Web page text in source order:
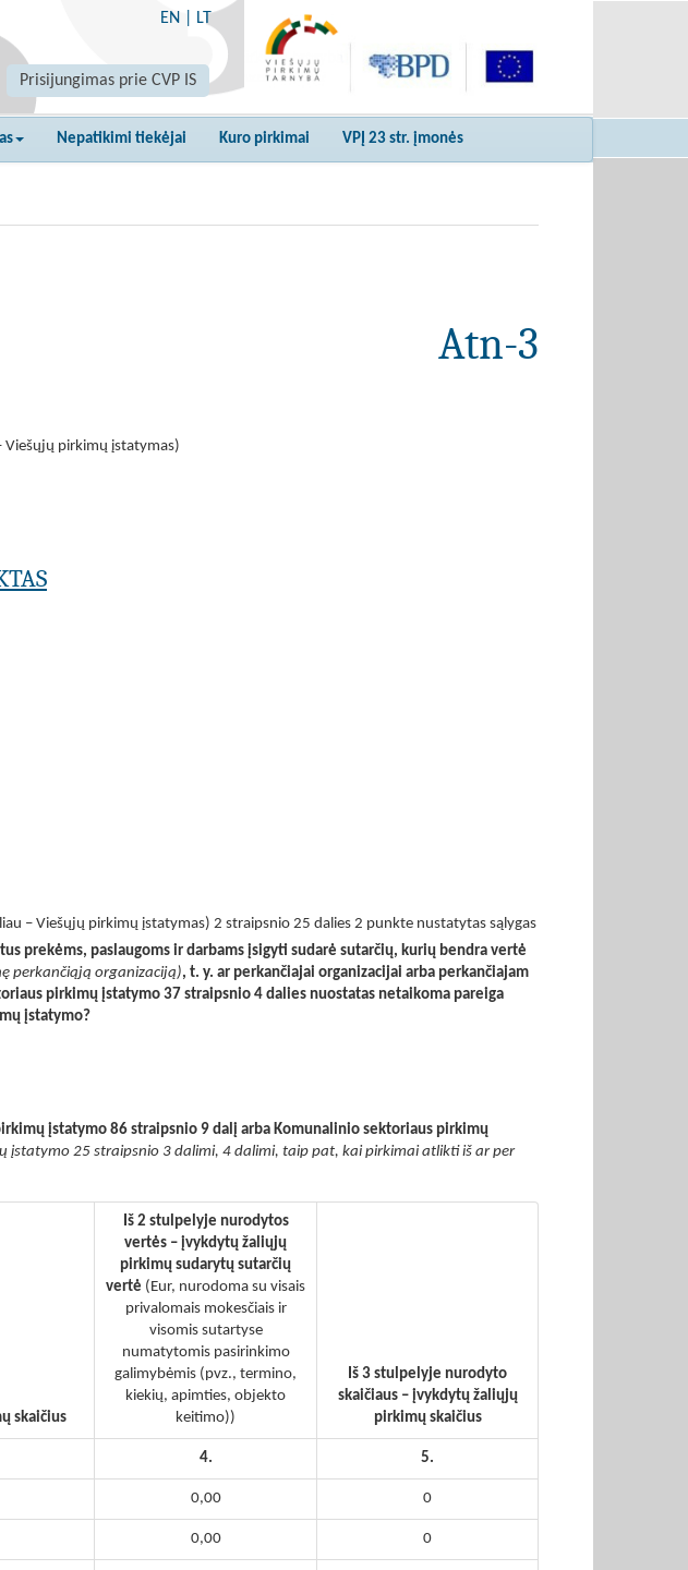
EN LT
Prisijungimas prie CVP IS
Nepatikimi tiekėjai Kuro pirkimai VPĮ 23 str. įmonės
Atn-3
Viešųjų pirkimų įstatymas)
– Viešųjų pirkimų įstatymas) 2 straipsnio 25 dalies 2 punkte nustatytas sąlygas
prekėms, paslaugoms ir darbams įsigyti sudarė sutarčių, kurių bendra vertė
perkančiąją organizaciją), t. y. ar perkančiajai organizacijai arba perkančiajam
pirkimų įstatymo 37 straipsnio 4 dalies nuostatas netaikoma pareiga
įstatymo?
įstatymo 86 straipsnio 9 dalį arba Komunalinio sektoriaus pirkimų
įstatymo 25 straipsnio 3 dalimi, 4 dalimi, taip pat, kai pirkimai atlikti iš ar per
skaičius
Iš 2 stulpelyje nurodytos
vertės – įvykdytų žaliųjų
pirkimų sudarytų sutarčių
vertė (Eur, nurodoma su visais
privalomais mokesčiais ir
visomis sutartyse
numatytomis pasirinkimo
galimybėmis (pvz., termino,
kiekių, apimties, objekto
keitimo))
Iš 3 stulpelyje nurodyto
skaičiaus – įvykdytų žaliųjų
pirkimų skaičius
4. 5.
0,00 0
0,00 0